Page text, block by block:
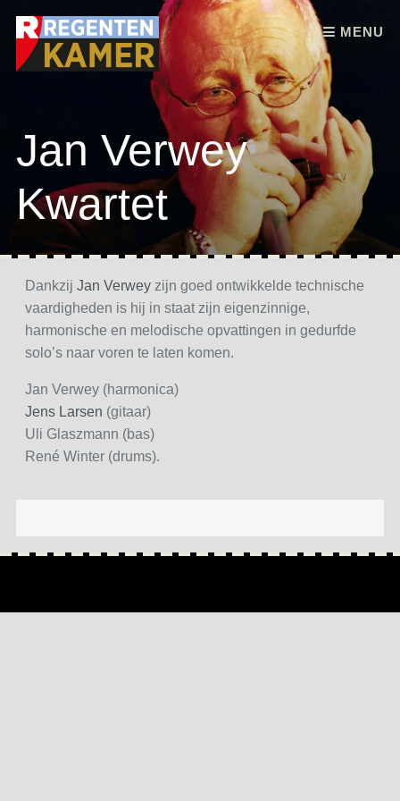
MENU
Skip to content
Jan Verwey
Kwartet
Dankzij Jan Verweyzijn goed ontwikkelde technische
vaardigheden is hij in staat zijn eigenzinnige,
harmonische en melodische opvattingen in gedurfde
solo’s naar voren te laten komen.
Jan Verwey (harmonica)
Jens Larsen (gitaar)
Uli Glaszmann (bas)
René Winter (drums).